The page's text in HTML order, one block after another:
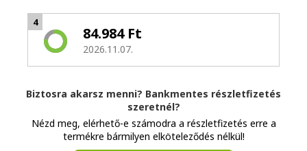
4
84.984 Ft
2026.11.07.
Biztosra akarsz menni? Bankmentes részletfizetés
szeretnél?
Nézd meg, elérhető-e számodra a részletfizetés erre a
termékre bármilyen elköteleződés nélkül!